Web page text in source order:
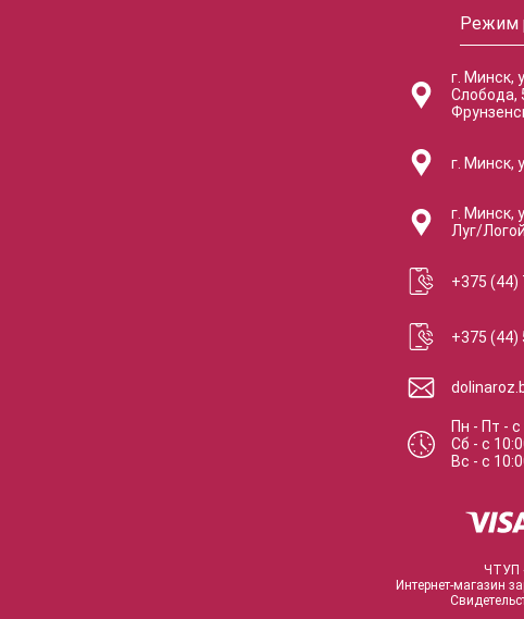
Режим
г. Минск,
Слобода,
г. Минск,
г. Минск,
Луг/
+375 (44)
+375 (44)
Пн - Пт -с
Сб -с
Вс -с
ЧТУП
Интернет-магазин